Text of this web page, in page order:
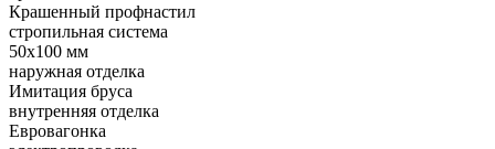
Крашенный профнастил
стропильная система
50х100 мм
наружная отделка
Имитация бруса
внутренняя отделка
Евровагонка